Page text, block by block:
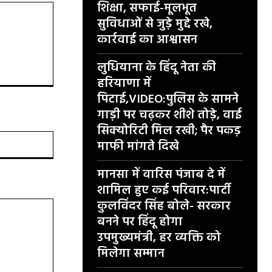
शिक्षा, सफाई-मूलभूत
सुविधाओं से जुड़े मुद्दे रखे,
कार्रवाई का आश्वासन
लुधियाना के हिंदू नेता की
हरियाणा में
पिटाई,VIDEO:पुलिस के सामने
गाड़ी पर चढ़कर शीशे तोड़े, वाई
सिक्योरिटी मिल रखी; पैर पकड़
माफी मांगते दिखे
मानसा में वारिस पंजाब दे में
शामिल हुए कई परिवार:पार्टी
कुलविंदर सिंह बोले- सरकार
बनने पर हिंदू होगा
उपमुख्यमंत्री, हर व्यक्ति को
मिलेगा सम्मान